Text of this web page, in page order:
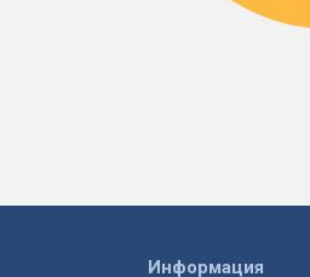
Информация